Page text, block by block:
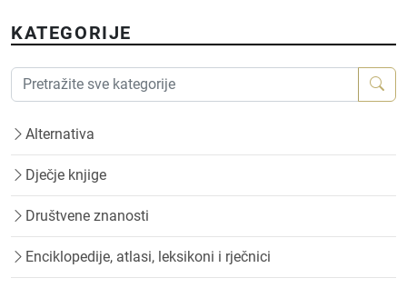
KATEGORIJE
Alternativa
Dječje knjige
Društvene znanosti
Enciklopedije, atlasi, leksikoni i rječnici